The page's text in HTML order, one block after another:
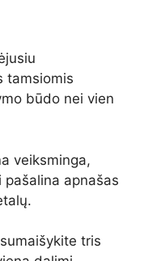
tamsiomis
būdo nei vien
veiksminga,
apnašas
tris